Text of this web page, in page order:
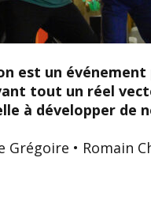
est un
tout un réel
à développer de
Grégoire • Romain